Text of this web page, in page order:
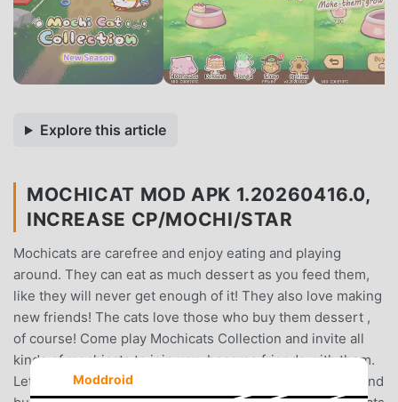
Explore this article
MOCHICAT MOD APK 1.20260416.0,
INCREASE CP/MOCHI/STAR
Mochicats are carefree and enjoy eating and playing
around. They can eat as much dessert as you feed them,
like they will never get enough of it! They also love making
new friends! The cats love those who buy them dessert ,
of course! Come play Mochicats Collection and invite all
kinds of mochicats to join you, become friends with them.
Let these cute little mochicats soothe you in the hustle and
Moddroid